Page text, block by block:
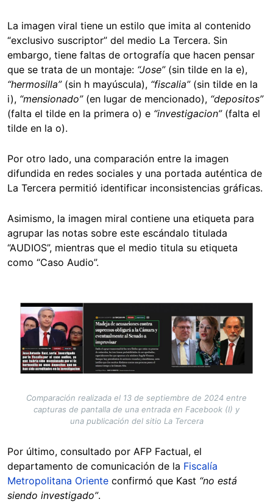
La imagen viral tiene un estilo que imita al contenido
“exclusivo suscriptor” del medio La Tercera. Sin
embargo, tiene faltas de ortografía que hacen pensar
que se trata de un montaje: “Jose”(sin tilde en la e),
“hermosilla”(sin h mayúscula), “fiscalia”(sin tilde en la
i), “mensionado”(en lugar de mencionado), “depositos”
(falta el tilde en la primera o) e “investigacion”(falta el
tilde en la o).
Por otro lado, una comparación entre la imagen
difundida en redes sociales y una portada auténtica de
La Tercera permitió identificar inconsistencias gráficas.
Asimismo, la imagen miral contiene una etiqueta para
agrupar las notas sobre este escándalo titulada
“AUDIOS”, mientras que el medio titula su etiqueta
como “Caso Audio”.
Image
Comparación realizada el 13 de septiembre de 2024 entre
capturas de pantalla de una entrada en Facebook (I) y
una publicación del sitio La Tercera
Por último, consultado por AFP Factual, el
departamento de comunicación de la Fiscalía
Metropolitana Oriente confirmó que Kast “no está
siendo investigado”.